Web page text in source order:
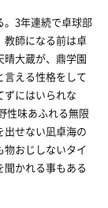
。3年連続で卓球部
教師になる前は卓
大蔵が、鼎学園
言える性格をして
ずにはいられな
性味あふれる無限
せない凪卓海の
おじしないタイ
かれる事もある